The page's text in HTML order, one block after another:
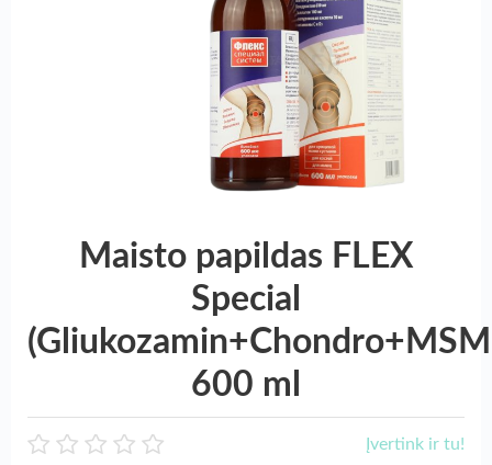
Maisto papildas FLEX
Special
600 ml
Įvertink ir tu!